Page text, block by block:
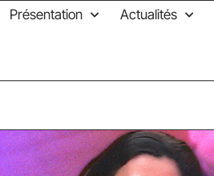
Présentation Actualités